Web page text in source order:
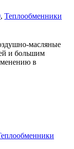
, Теплообменники
масляные
и большим
в